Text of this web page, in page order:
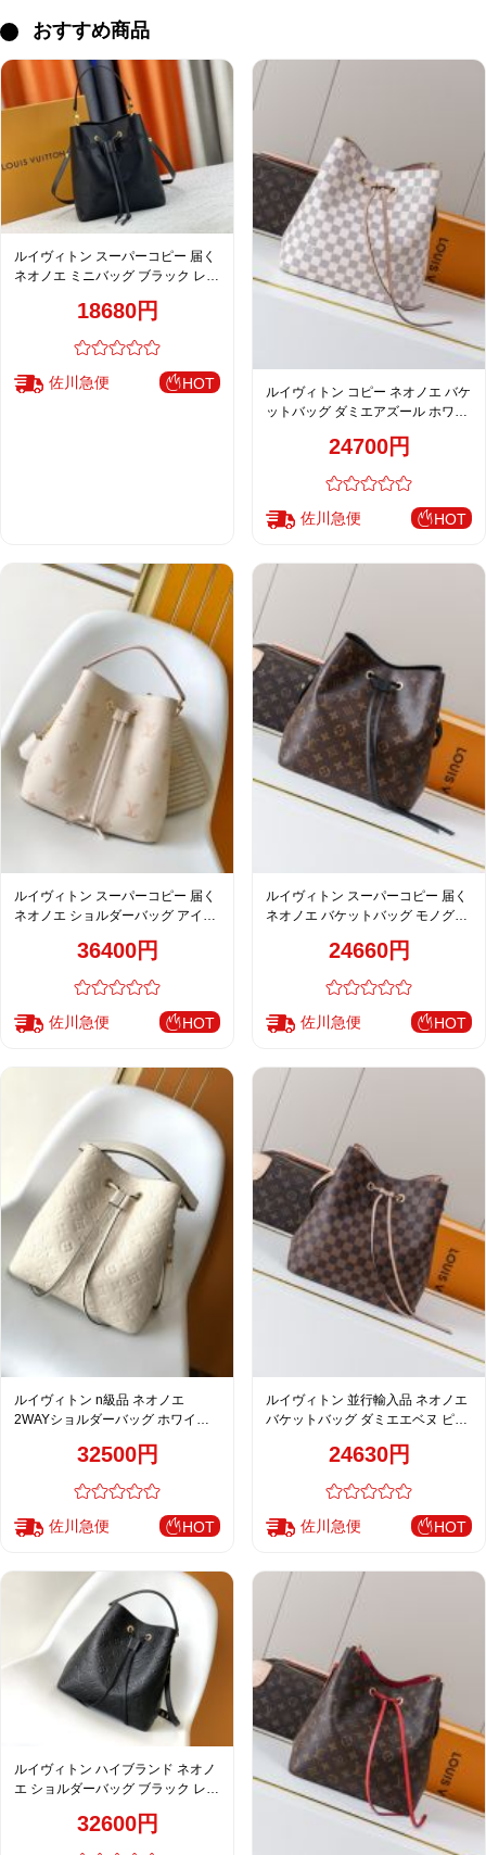
おすすめ商品
ルイヴィトン スーパーコピー 届く
ネオノエ ミニバッグ ブラック レデ
M45306 M4402218680円
佐川急便 HOT
ルイヴィトン コピー ネオノエ バケ
ットバッグ ダミエアズール ホワイ
24700円
佐川急便 HOT
ルイヴィトン スーパーコピー 届く
ネオノエ ショルダーバッグ アイボ
36400円
佐川急便 HOT
ルイヴィトン スーパーコピー 届く
ネオノエ バケットバッグ モノグラ
24660円
佐川急便 HOT
ルイヴィトン n級品 ネオノエ
2WAYショルダーバッグ ホワイト
32500円
佐川急便 HOT
ルイヴィトン 並行輸入品 ネオノエ
バケットバッグ ダミエエベヌ ピン
24630円
佐川急便 HOT
ルイヴィトン ハイブランド ネオノ
エ ショルダーバッグ ブラック レデ
32600円